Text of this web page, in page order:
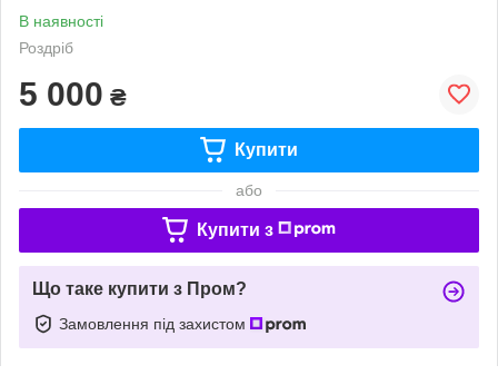
В наявності
Роздріб
5 000 ₴
Купити
або
Купити з
Що таке купити з Пром?
Замовлення під захистом